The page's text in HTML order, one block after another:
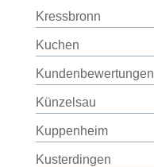
Kressbronn
Kuchen
Kundenbewertungen
Künzelsau
Kuppenheim
Kusterdingen